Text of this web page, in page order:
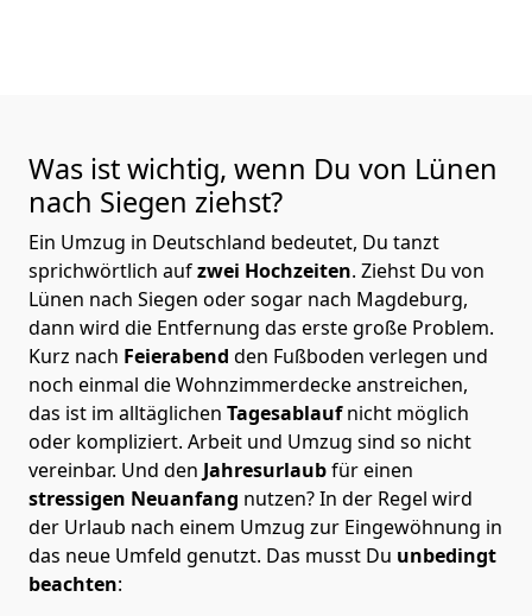
Was ist wichtig, wenn Du von Lünen
nach Siegen ziehst?
Ein Umzug in Deutschland bedeutet, Du tanzt
sprichwörtlich aufzwei Hochzeiten. Ziehst Du von
Lünen nach Siegen oder sogar nach Magdeburg,
dann wird die Entfernung das erste große Problem.
Kurz nach Feierabend den Fußboden verlegen und
noch einmal die Wohnzimmerdecke anstreichen,
das ist im alltäglichen Tagesablaufnicht möglich
oder kompliziert. Arbeit und Umzug sind so nicht
vereinbar. Und den Jahresurlaubfür einen
stressigen Neuanfang nutzen? In der Regel wird
der Urlaub nach einem Umzug zur Eingewöhnung in
das neue Umfeld genutzt. Das musst Du unbedingt
beachten: